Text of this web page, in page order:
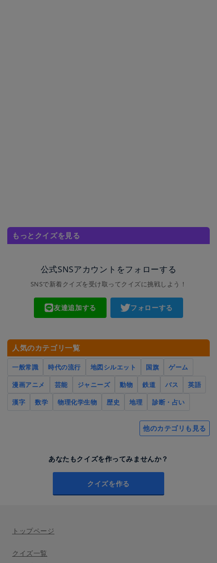
もっとクイズを見る
公式SNSアカウントをフォローする
SNSで新着クイズを受け取ってクイズに挑戦しよう！
友達追加する フォローする
人気のカテゴリ一覧
一般常識 時代の流行 地図シルエット 国旗
ゲーム
漫画アニメ
芸能 ジャニーズ 動物 鉄道 バス
英語
漢字
数学 物理化学生物 歴史 地理 診断・占い
他のカテゴリも見る
あなたもクイズを作ってみませんか？
クイズを作る
トップページ
クイズ一覧